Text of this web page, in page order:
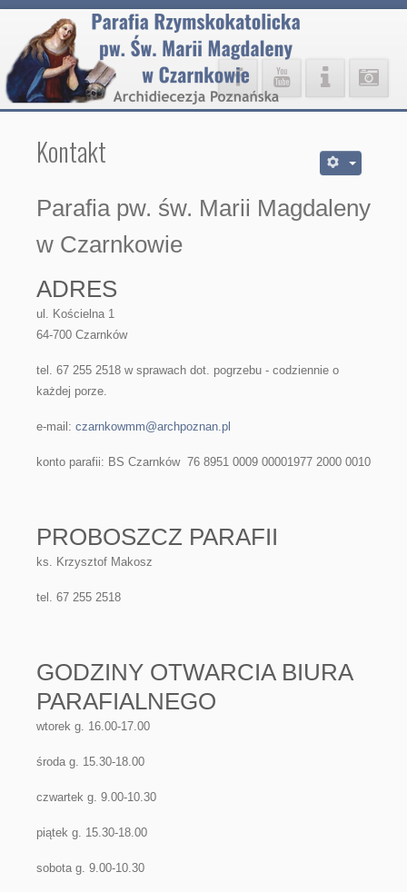
Kontakt
Parafia pw. św. Marii Magdaleny
w Czarnkowie
ADRES
ul. Kościelna 1
64-700 Czarnków
tel. 67 255 2518 w sprawach dot. pogrzebu - codziennie o
każdej porze.
e-mail: czarnkowmm@archpoznan.pl
konto parafii: BS Czarnków 76 8951 0009 00001977 2000 0010
PROBOSZCZ PARAFII
ks. Krzysztof Makosz
tel. 67 255 2518
GODZINY OTWARCIA BIURA
PARAFIALNEGO
wtorek g. 16.00-17.00
środa g. 15.30-18.00
czwartek g. 9.00-10.30
piątek g. 15.30-18.00
sobota g. 9.00-10.30